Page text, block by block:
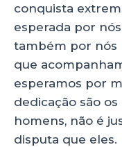
conquista
esperada por
também por nós
que
esperamos por
dedicação são
homens, não é
disputa que